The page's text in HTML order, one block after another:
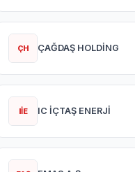
ÇH ÇAĞDAŞ HOLDİNG
IİE IC İÇTAŞ ENERJİ